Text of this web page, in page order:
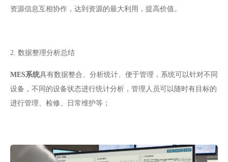
资源信息互相协作，达到资源的最大利用，提高价值。
2. 数据整理分析总结
MES系统具有数据整合、分析统计、便于管理，系统可以针对不同
设备，不同的设备状态进行统计分析，管理人员可以随时有目标的
进行管理、检修、日常维护等；